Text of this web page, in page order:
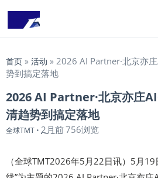
首页 » 活动 » 2026 AI Partner·北京亦
势到搞定落地
2026 AI Partner·北京亦庄
清趋势到搞定落地
全球TMT • 2月前756浏览
（全球TMT2026年5月22日讯）5月